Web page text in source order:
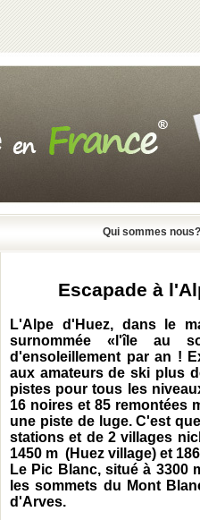
Qui sommes nous?
Escapade à
L'Alpe d'Huez, dans le
surnommée «l'île au
d'ensoleillement par an !
aux amateurs de ski plus
pistes pour tous les
16 noires et 85 remontées
une piste de luge. C'est
stations et de 2 villages
1450 m (Huez village) et
Le Pic Blanc, situé à 3300
les sommets du Mont
d'Arves.